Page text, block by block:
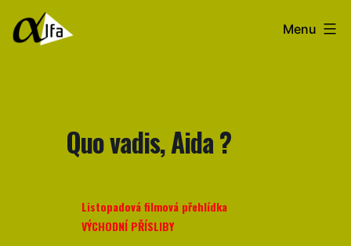
Přejít
Filmový
Menu
Quo vadis, Aida ?
Listopadová filmová přehlídka
VÝCHODNÍ PŘÍSLIBY